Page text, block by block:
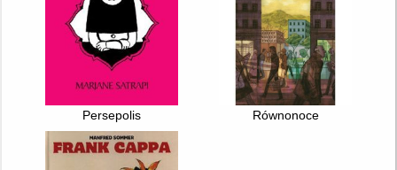
Persepolis Równonoce